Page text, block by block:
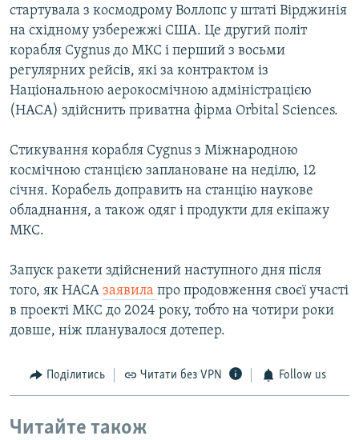
стартувала з космодрому Воллопс у штаті Вірджинія
на східному узбережжі США. Це другий політ
корабля Cygnus до МКС і перший з восьми
регулярних рейсів, які за контрактом із
Національною аерокосмічною адміністрацією
(НАСА) здійснить приватна фірма Orbital Sciences.
Стикування корабля Cygnus з Міжнародною
космічною станцією заплановане на неділю, 12
січня. Корабель доправить на станцію наукове
обладнання, а також одяг і продукти для екіпажу
МКС.
Запуск ракети здійснений наступного дня після
того, як НАСА заявила про продовження своєї участі
в проекті МКС до 2024 року, тобто на чотири роки
довше, ніж планувалося дотепер.
Поділитись Читати без VPN Follow us
Читайте також